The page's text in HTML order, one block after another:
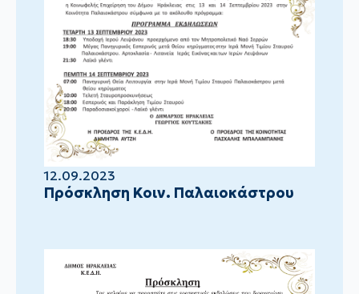
12.09.2023
Πρόσκληση Κοιν. Παλαιοκάστρου